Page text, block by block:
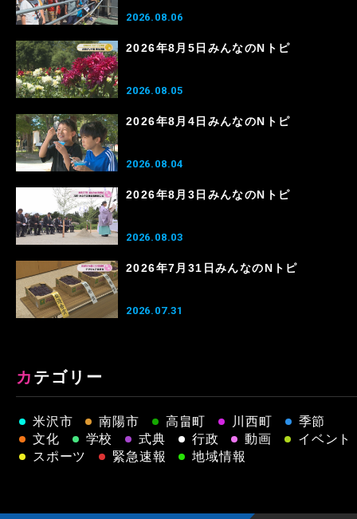
2026.08.06
2026年8月5日みんなのNトピ
2026.08.05
2026年8月4日みんなのNトピ
2026.08.04
2026年8月3日みんなのNトピ
2026.08.03
2026年7月31日みんなのNトピ
2026.07.31
カテゴリー
米沢市 南陽市 高畠町 川西町
季節
文化
学校 式典 行政 動画
イベント
スポーツ
緊急速報 地域情報